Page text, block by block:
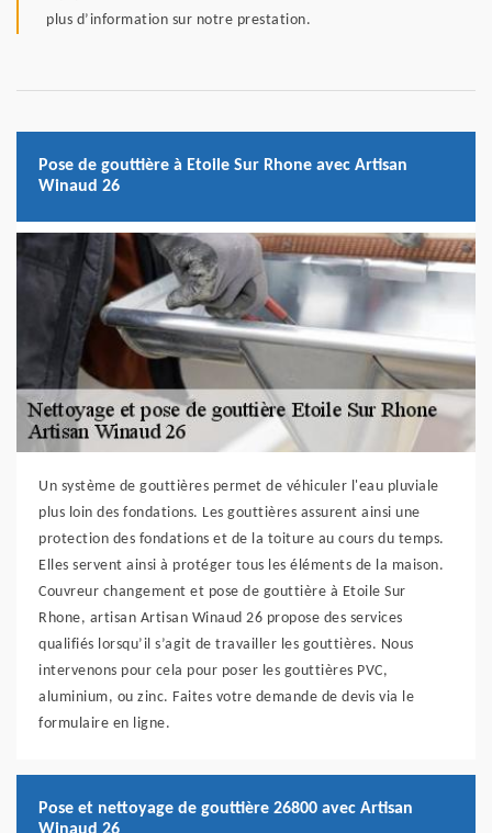
plus d’information sur notre prestation.
Pose de gouttière à Etoile Sur Rhone avec Artisan
Winaud 26
Un système de gouttières permet de véhiculer l'eau pluviale
plus loin des fondations. Les gouttières assurent ainsi une
protection des fondations et de la toiture au cours du temps.
Elles servent ainsi à protéger tous les éléments de la maison.
Couvreur changement et pose de gouttière à Etoile Sur
Rhone, artisan Artisan Winaud 26 propose des services
qualifiés lorsqu’il s’agit de travailler les gouttières. Nous
intervenons pour cela pour poser les gouttières PVC,
aluminium, ou zinc. Faites votre demande de devis via le
formulaire en ligne.
Pose et nettoyage de gouttière 26800 avec Artisan